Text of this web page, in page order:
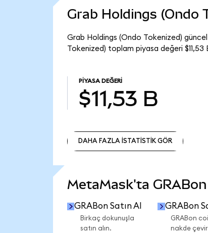
Grab Holdings (Ondo
Grab Holdings (Ondo Tokenized) güncel
Tokenized) toplam piyasa değeri $11,53
PIYASA DEĞERI
$11,53 B
DAHA FAZLA İSTATİSTİK GÖR
MetaMask'ta GRABon
GRABon Satın Al
Birkaç dokunuşla
satın alın.
GRABon
GRABon
nakde